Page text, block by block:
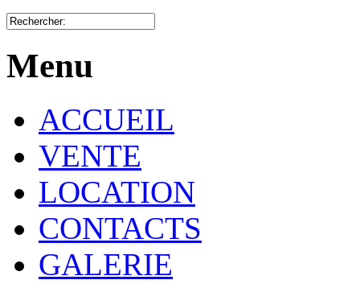
Menu
ACCUEIL
VENTE
LOCATION
CONTACTS
GALERIE